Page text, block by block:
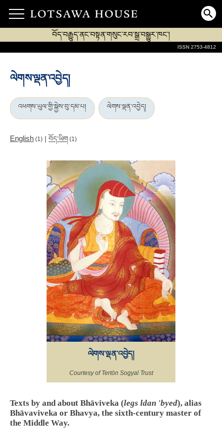
བོད་བརྒྱུད་ནང་བསྟན་གསུང་རབ་སྒྲ་བསྒྱུར་ཁང་།
ISSN 2753-4812
ལེགས་ལྡན་འབྱེད།
འཕགས་ཡུལ་གྱི་སྐྱེས་བུ་དམ་པ། ལེགས་ལྡན་འབྱེད།
English (1) | བོད་ཡིག (1)
ལེགས་ལྡན་འབྱེད།
Courtesy of Tertön Sogyal Trust
Texts by and about Bhāviveka (legs ldan 'byed), alias
Bhāvaviveka or Bhavya, the sixth-century master of
the Middle Way.